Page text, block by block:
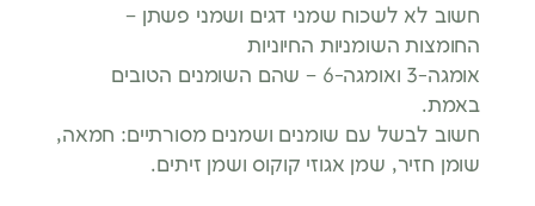
חשוב לא לשכוח שמני דגים ושמני פשתן –
החומצות השומניות החיוניות
אומגה-3 ואומגה-6 – שהם השומנים הטובים
באמת.
חשוב לבשל עם שומנים ושמנים מסורתיים: חמאה,
שומן חזיר, שמן אגוזי קוקוס ושמן זיתים.